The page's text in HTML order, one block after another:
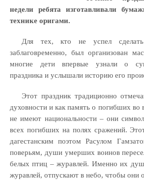
недели ребята изготавливали
технике оригами.
Для тех, кто не успел сделать
заблаговременно, был организован
многие дети впервые узнали о
праздника и услышали историю его
Этот праздник традиционно
духовности и как память о погибших во
не имеют национальности – они
всех погибших на полях сражений.
дагестанским поэтом Расулом
поверьям, души умерших воинов
белых птиц – журавлей. Именно их
журавлей, отпускают в небо, чтобы они